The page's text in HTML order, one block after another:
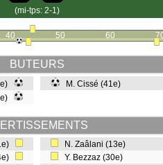
(mi-tps: 2-1)
40 50 60
BUTEURS
M. Cissé (41e)
N. Zaâlani (13e)
Y. Bezzaz (30e)